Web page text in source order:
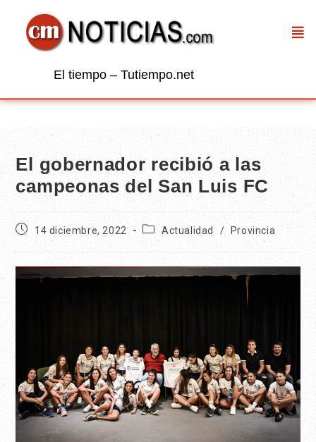
El tiempo – Tutiempo.net
El gobernador recibió a las
campeonas del San Luis FC
14 diciembre, 2022 Actualidad / Provincia